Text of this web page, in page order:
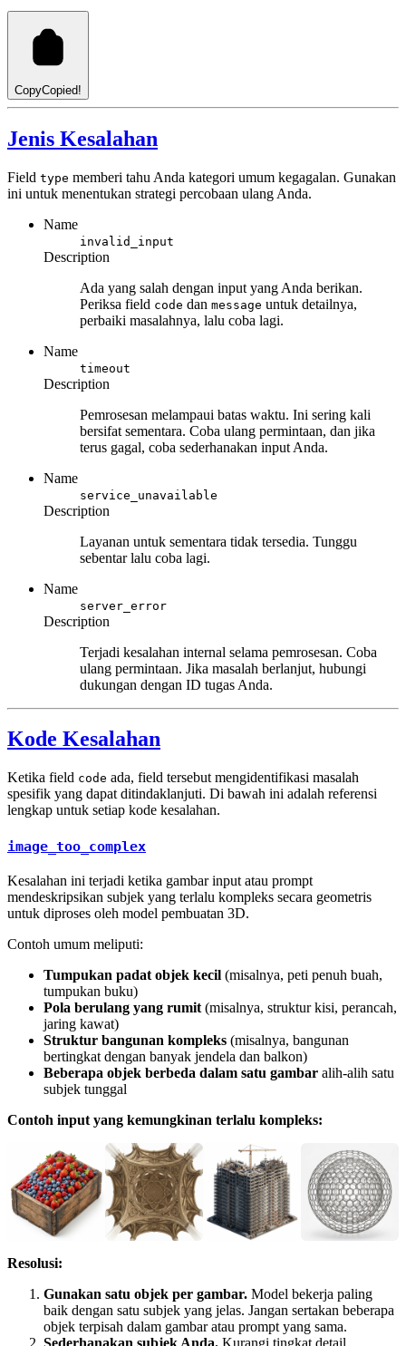
CopyCopied!
Jenis Kesalahan
Field type memberi tahu Anda kategori umum kegagalan. Gunakan
ini untuk menentukan strategi percobaan ulang Anda.
Name
invalid_input
Description
Ada yang salah dengan input yang Anda berikan.
Periksa field code dan message untuk detailnya,
perbaiki masalahnya, lalu coba lagi.
Name
timeout
Description
Pemrosesan melampaui batas waktu. Ini sering kali
bersifat sementara. Coba ulang permintaan, dan jika
terus gagal, coba sederhanakan input Anda.
Name
service_unavailable
Description
Layanan untuk sementara tidak tersedia. Tunggu
sebentar lalu coba lagi.
Name
server_error
Description
Terjadi kesalahan internal selama pemrosesan. Coba
ulang permintaan. Jika masalah berlanjut, hubungi
dukungan dengan ID tugas Anda.
Kode Kesalahan
Ketika field code ada, field tersebut mengidentifikasi masalah
spesifik yang dapat ditindaklanjuti. Di bawah ini adalah referensi
lengkap untuk setiap kode kesalahan.
image_too_complex
Kesalahan ini terjadi ketika gambar input atau prompt
mendeskripsikan subjek yang terlalu kompleks secara geometris
untuk diproses oleh model pembuatan 3D.
Contoh umum meliputi:
Tumpukan padat objek kecil (misalnya, peti penuh buah,
tumpukan buku)
Pola berulang yang rumit (misalnya, struktur kisi, perancah,
jaring kawat)
Struktur bangunan kompleks (misalnya, bangunan
bertingkat dengan banyak jendela dan balkon)
Beberapa objek berbeda dalam satu gambar alih-alih satu
subjek tunggal
Contoh input yang kemungkinan terlalu kompleks:
Resolusi:
Gunakan satu objek per gambar. Model bekerja paling
baik dengan satu subjek yang jelas. Jangan sertakan beberapa
objek terpisah dalam gambar atau prompt yang sama.
Sederhanakan subjek Anda. Kurangi tingkat detail.